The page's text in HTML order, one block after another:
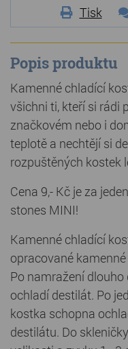
Tisk
Popis produktu
Kamenné chladící
všichni ti, kteří si rádi
značkovém nebo i
teplotě a nechtějí si
rozpuštěných kostek
Cena 9,- Kč je za
stones MINI!
Kamenné chladící
opracované
Po namražení
ochladí destilát. Po
kostka schopna
destilátu. Do